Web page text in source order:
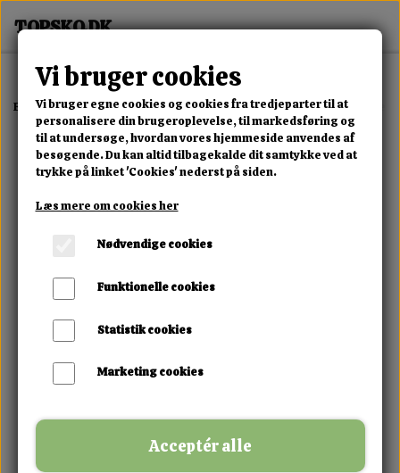
Forside Erotisk Kollektion Dvd Sadistic Rope Methodical
Vi bruger cookies
Vi bruger egne cookies og cookies fra tredjeparter til at
personalisere din brugeroplevelse, til markedsføring og
til at undersøge, hvordan vores hjemmeside anvendes af
besøgende. Du kan altid tilbagekalde dit samtykke ved at
trykke på linket 'Cookies' nederst på siden.
Læs mere om cookies her
Nødvendige cookies
Funktionelle cookies
Statistik cookies
Marketing cookies
Acceptér alle